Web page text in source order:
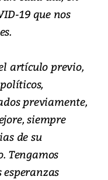
19 que nos
artículo previo,
previamente,
siempre
de su
Tengamos
esperanzas